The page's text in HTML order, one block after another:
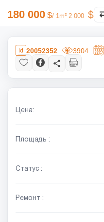
180 000 / 1m² 2 000
20052352 3904
Цена:
Площадь :
Статус :
Ремонт :